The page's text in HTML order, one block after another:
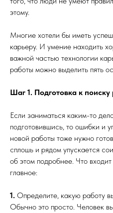
этому.
Многие хотели бы иметь
карьеру. И умение находить
важной частью технологии
работы можно выделить пять
Шаг 1. Подготовка к
Если заниматься каким-то
подготовившись, то ошибки и
новой работы тоже нужно
сплошь и рядом упускается
об этом подробнее. Что
главное:
1. Определите, какую работу
Обычно это просто. Человек